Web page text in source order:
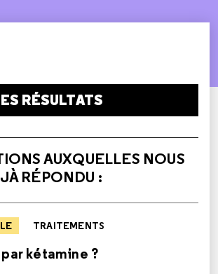
RÉSULTATS
AUXQUELLES NOUS
RÉPONDU :
TRAITEMENTS
kétamine ?